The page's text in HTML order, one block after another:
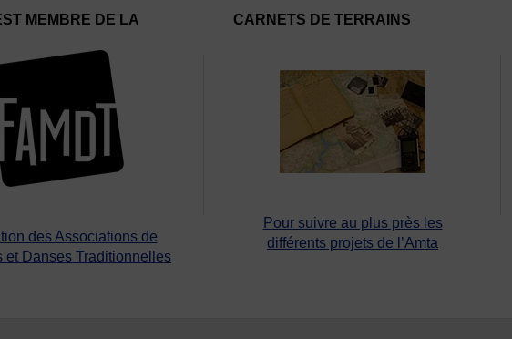
MEMBRE DE LA
des Associations de
et Danses Traditionnelles
CARNETS DE TERRAINS
Pour suivre au plus près les
différents projets de l’Amta